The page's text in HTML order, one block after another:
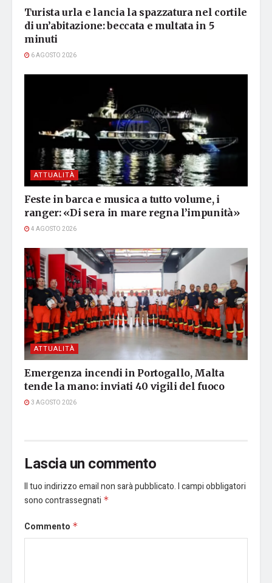
Turista urla e lancia la spazzatura nel cortile
di un’abitazione: beccata e multata in 5
minuti
6 AGOSTO 2026
ATTUALITÀ
Feste in barca e musica a tutto volume, i
ranger: «Di sera in mare regna l’impunità»
4 AGOSTO 2026
ATTUALITÀ
Emergenza incendi in Portogallo, Malta
tende la mano: inviati 40 vigili del fuoco
3 AGOSTO 2026
Lascia un commento
Il tuo indirizzo email non sarà pubblicato.I campi obbligatori
sono contrassegnati *
Commento *